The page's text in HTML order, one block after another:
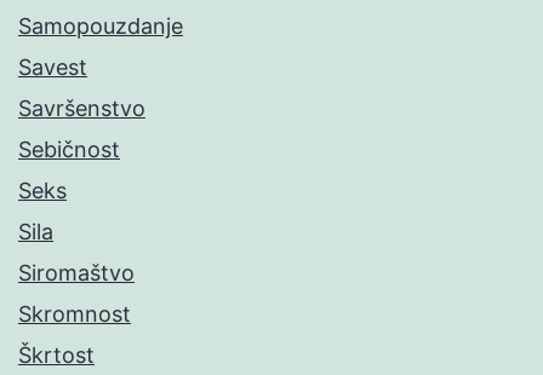
Samopouzdanje
Savest
Savršenstvo
Sebičnost
Seks
Sila
Siromaštvo
Skromnost
Škrtost